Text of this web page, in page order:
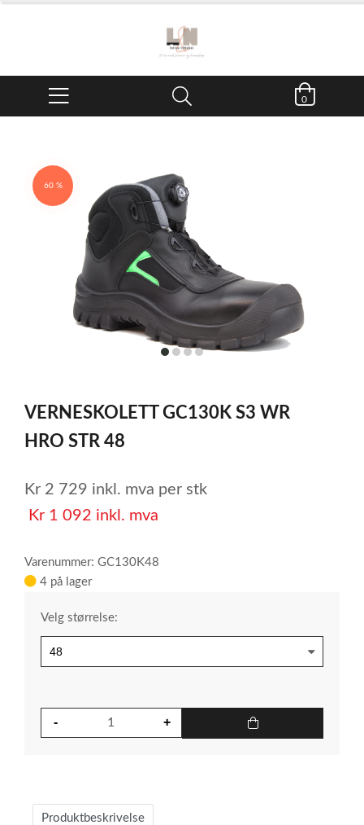
0
60 %
itemitemitemitem
of
4
VERNESKOLETT GC130K S3 WR
HRO STR 48
Kr 2 729 inkl. mva per stk
Kr 1 092 inkl. mva
Varenummer: GC130K48
4 på lager
Velg størrelse:
Produktbeskrivelse